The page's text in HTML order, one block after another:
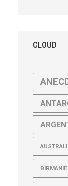
CLOUD
BIRMANIE